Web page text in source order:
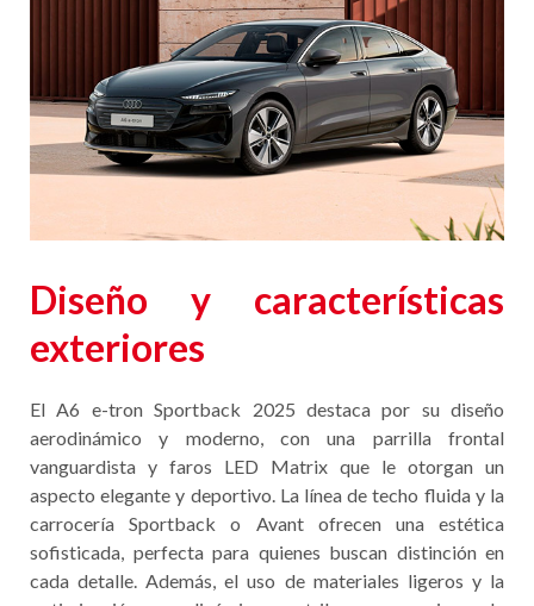
Diseño y características
exteriores
El A6 e-tron Sportback 2025 destaca por su diseño
aerodinámico y moderno, con una parrilla frontal
vanguardista y faros LED Matrix que le otorgan un
aspecto elegante y deportivo. La línea de techo fluida y la
carrocería Sportback o Avant ofrecen una estética
sofisticada, perfecta para quienes buscan distinción en
cada detalle. Además, el uso de materiales ligeros y la